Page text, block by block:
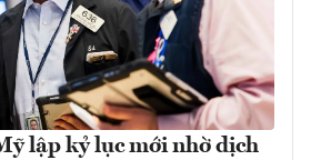
lập kỷ lục mới nhờ dịch